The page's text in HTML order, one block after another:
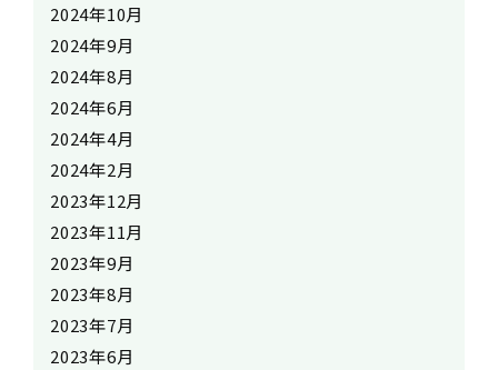
2024年10月
2024年9月
2024年8月
2024年6月
2024年4月
2024年2月
2023年12月
2023年11月
2023年9月
2023年8月
2023年7月
2023年6月